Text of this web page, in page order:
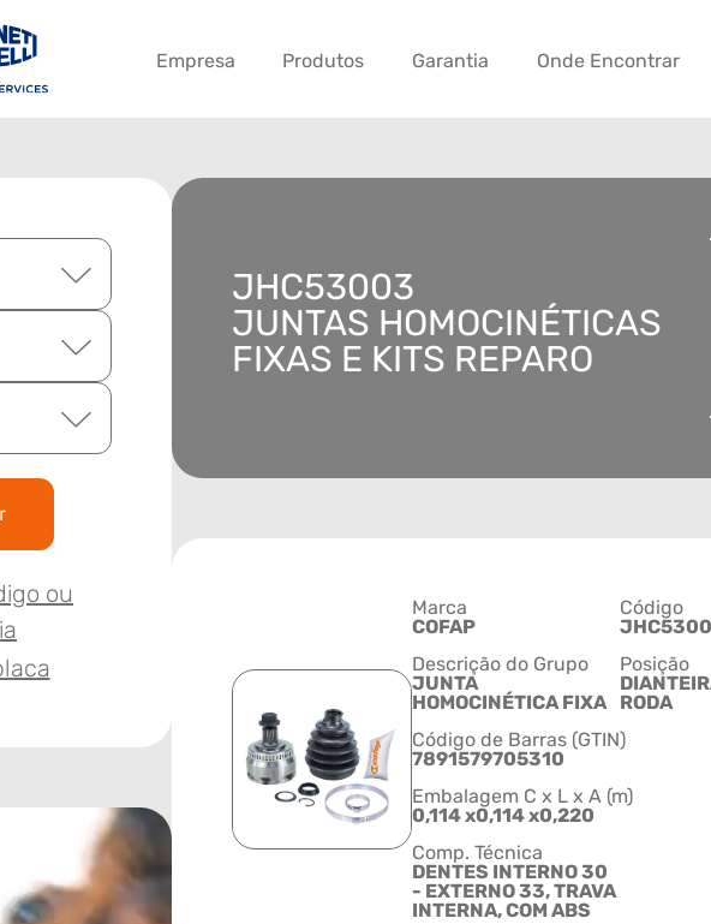
Empresa Produtos Garantia Onde Encontrar
ou
JHC53003
JUNTAS HOMOCINÉTICAS
FIXAS E KITS REPARO
Marca
COFAP
Código
Descrição do Grupo
JUNTA
HOMOCINÉTICA FIXA
Posição
RODA
Código de Barras (GTIN)
7891579705310
Embalagem C x L x A (m)
0,114 x0,114 x0,220
Comp. Técnica
DENTES INTERNO 30
- EXTERNO 33, TRAVA
INTERNA, COM ABS